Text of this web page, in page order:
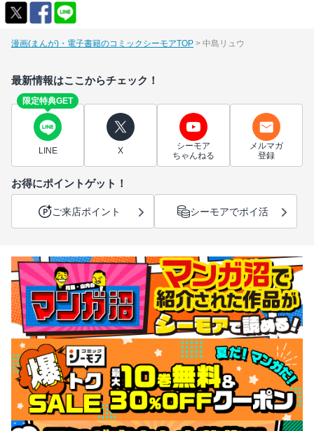
漫画(まんが)・電子書籍のコミックシーモアTOP 中島リュウ
最新情報はここからチェック！
限定特典GET
LINE X
シーモア
ちゃんねる
メルマガ
登録
お得にポイントゲット！
ご来店ポイント シーモアでポイ活